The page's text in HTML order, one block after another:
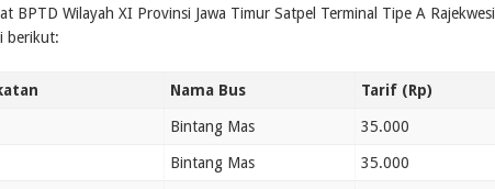
BPTD Wilayah XI Provinsi Jawa Timur Satpel Terminal Tipe A Rajekwesi
berikut:
Nama Bus Tarif (Rp)
Bintang Mas 35.000
Bintang Mas 35.000